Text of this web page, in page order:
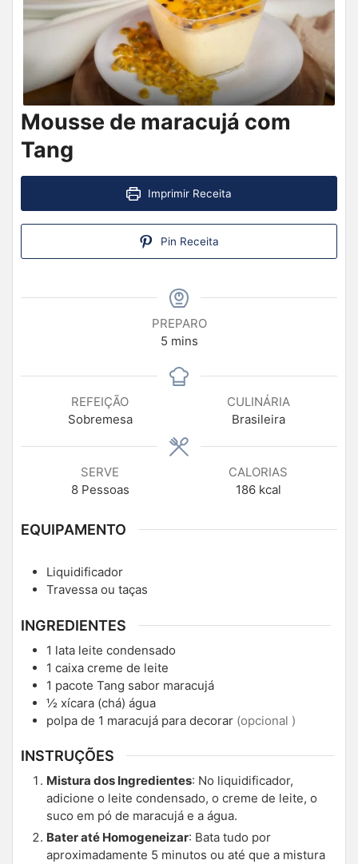
Mousse de maracujá com
Tang
Imprimir Receita
Pin Receita
PREPARO
5 mins
REFEIÇÃO
Sobremesa
CULINÁRIA
Brasileira
SERVE
8 Pessoas
CALORIAS
186 kcal
EQUIPAMENTO
Liquidificador
Travessa ou taças
INGREDIENTES
1 lata leite condensado
1 caixa creme de leite
1 pacote Tang sabor maracujá
½ xícara (chá) água
polpa de 1 maracujá para decorar (opcional )
INSTRUÇÕES
Mistura dos Ingredientes: No liquidificador,
adicione o leite condensado, o creme de leite, o
suco em pó de maracujá e a água.
Bater até Homogeneizar: Bata tudo por
aproximadamente 5 minutos ou até que a mistura